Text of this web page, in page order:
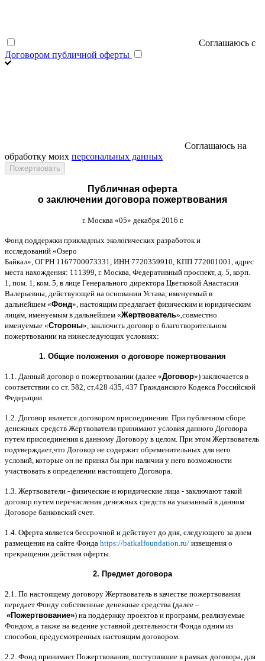
Соглашаюсь с
Договором публичной оферты
Соглашаюсь на
обработку моих персональных данных
Публичная оферта
о заключении договора пожертвования
г. Москва «05» декабря 2016 г.
Фонд поддержки прикладных экологических разработок и
исследований «Озеро
Байкал», ОГРН 1167700073331, ИНН 7720359910, КПП 772001001, адрес
места нахождения: 111399, г. Москва, Федеративный проспект, д. 5, корп.
1, пом. 1, ком. 5, в лице Генерального директора Цветковой Анастасии
Валерьевны, действующей на основании Устава, именуемый в
дальнейшем «Фонд», настоящим предлагает физическим и юридическим
лицам, именуемым в дальнейшем «Жертвователь»,совместно
именуемые «Стороны», заключить договор o благотворительном
пожертвовании на нижеследующих условиях:
1. Общие положения o договоре пожертвования
1.1. Данный договор о пожертвовании (далее «Договор») заключается в
соответствии со ст. 582, ст.428 435, 437 Гражданского Кодекса Российской
Федерации.
1.2. Договор является договором присоединения. При публичном сборе
денежных средств Жертвователи принимают условия данного Договора
путем присоединения к данному Договору в целом. При этом Жертвователь
подтверждает,что Договор не содержит обременительных для него
условий, которые он не принял бы при наличии у него возможности
участвовать в определении настоящего Договора.
1.3. Жертвователи - физические и юридические лица - заключают такой
договор путем перечисления денежных средств на указанный в данном
Договоре банковский счет.
1.4. Оферта является бессрочной и действует до дня, следующего за днем
размещения на сайте Фонда https://baikalfoundation.ru/ извещения о
прекращении действия оферты.
2. Предмет договора
2.1. По настоящему договору Жертвователь в качестве пожертвования
передает Фонду собственные денежные средства (далее –
«Пожертвование») на поддержку проектов и программ, реализуемые
Фондом, а также на ведение уставной деятельности Фонда одним из
способов, предусмотренных настоящим договором.
2.2. Фонд принимает Пожертвования, поступившие в рамках договора, для